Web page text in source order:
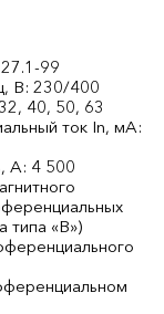
99
В: 230/400
40, 50, 63
ток In, мА:
А: 4 500
типа «B»)